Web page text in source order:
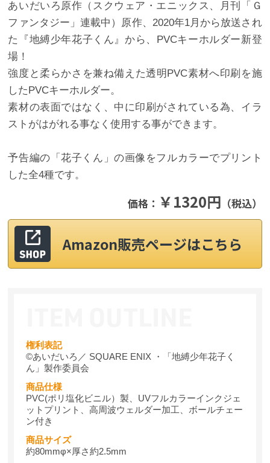
あいだいろ原作（スクウェア・エニックス、月刊「Ｇ
ファンタジー」連載中）原作、2020年1月から放送され
た『地縛少年花子くん』から、PVCキーホルダー新登
場！
強度と柔らかさを兼ね備えた透明PVC素材へ印刷を施
したPVCキーホルダー。
素材の表面ではなく、中に印刷がされている為、イラ
ストがはがれる事なく使用する事ができます。
予告編の「花子くん」の画像をフルカラーでプリント
した全4種です。
価格： ￥1320円 （税込）
Amazon販売ページはこちら
権利表記
©あいだいろ／ SQUARE ENIX ・「地縛少年花子く
ん」製作委員会
商品仕様
PVC(ポリ塩化ビニル）製、UVフルカラーインクジェ
ットプリント、高周波ウェルダー加工、ボールチェー
ン付き
商品サイズ
約80mmφ×厚さ約2.5mm